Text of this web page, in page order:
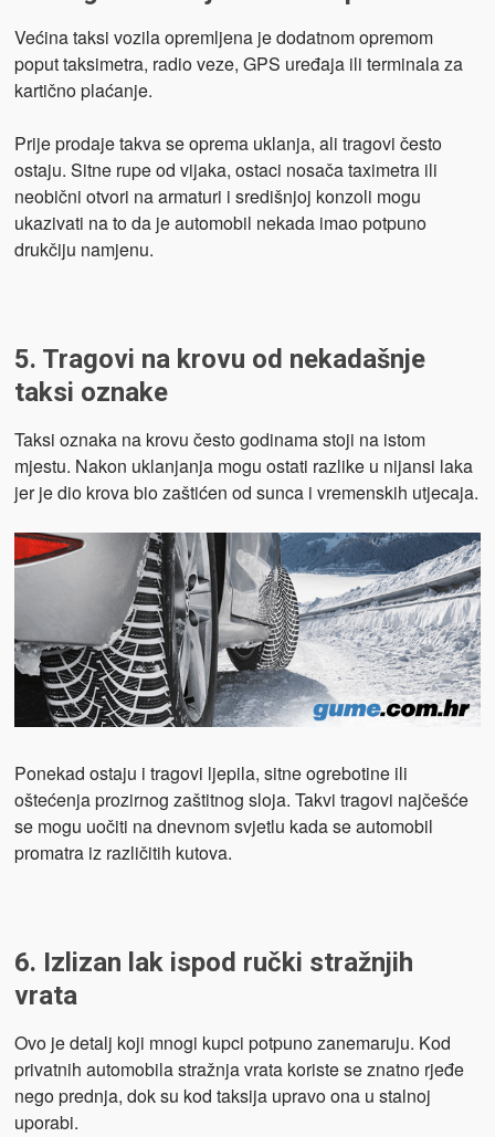
Većina taksi vozila opremljena je dodatnom opremom
poput taksimetra, radio veze, GPS uređaja ili terminala za
kartično plaćanje.
Prije prodaje takva se oprema uklanja, ali tragovi često
ostaju. Sitne rupe od vijaka, ostaci nosača taximetra ili
neobični otvori na armaturi i središnjoj konzoli mogu
ukazivati na to da je automobil nekada imao potpuno
drukčiju namjenu.
5. Tragovi na krovu od nekadašnje
taksi oznake
Taksi oznaka na krovu često godinama stoji na istom
mjestu. Nakon uklanjanja mogu ostati razlike u nijansi laka
jer je dio krova bio zaštićen od sunca i vremenskih utjecaja.
Ponekad ostaju i tragovi ljepila, sitne ogrebotine ili
oštećenja prozirnog zaštitnog sloja. Takvi tragovi najčešće
se mogu uočiti na dnevnom svjetlu kada se automobil
promatra iz različitih kutova.
6. Izlizan lak ispod ručki stražnjih
vrata
Ovo je detalj koji mnogi kupci potpuno zanemaruju. Kod
privatnih automobila stražnja vrata koriste se znatno rjeđe
nego prednja, dok su kod taksija upravo ona u stalnoj
uporabi.